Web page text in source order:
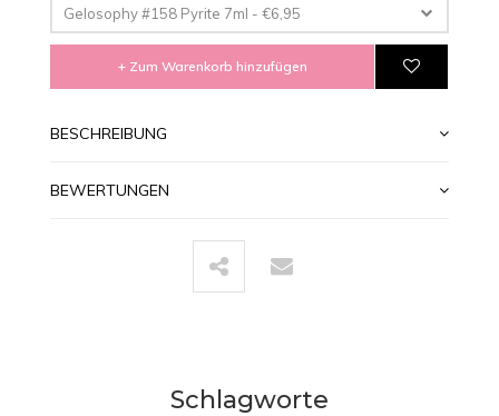
Gelosophy #158 Pyrite 7ml - €6,95
+ Zum Warenkorb hinzufügen
BESCHREIBUNG
BEWERTUNGEN
Schlagworte